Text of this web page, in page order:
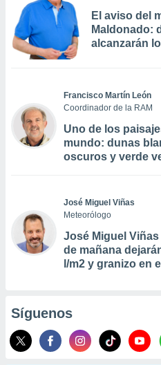
El aviso del
Maldonado:
alcanzarán
Francisco Martín León
Coordinador de la RAM
Uno de los
mundo: dunas
oscuros y verde
José Miguel Viñas
Meteorólogo
José Miguel
de mañana
l/m2 y granizo en
Síguenos